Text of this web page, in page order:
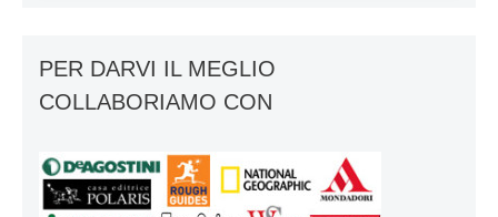
PER DARVI IL MEGLIO
COLLABORIAMO CON